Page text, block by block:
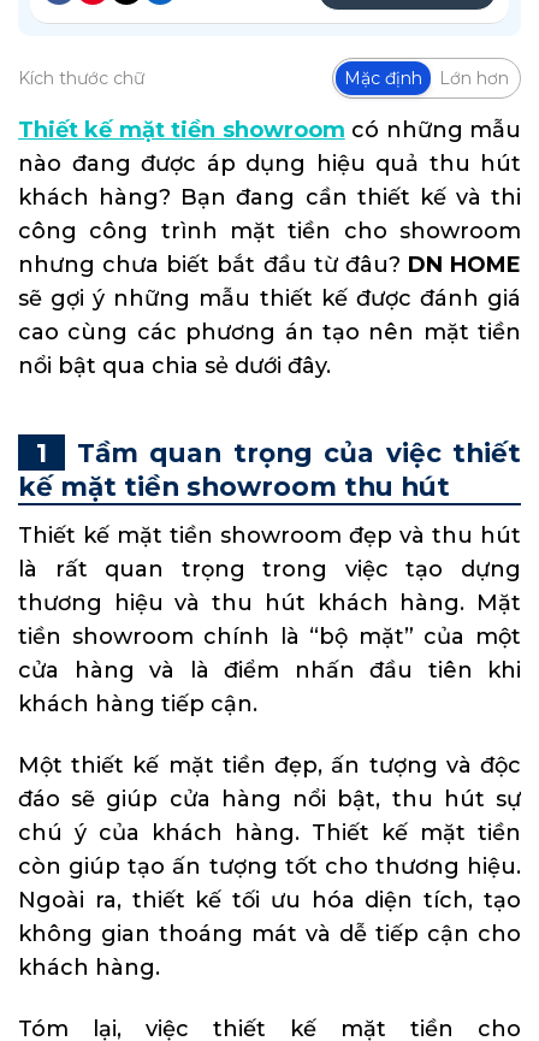
Kích thước chữ Mặc định Lớn hơn
Thiết kế mặt tiền showroom có những mẫu
nào đang được áp dụng hiệu quả thu hút
khách hàng? Bạn đang cần thiết kế và thi
công công trình mặt tiền cho showroom
nhưng chưa biết bắt đầu từ đâu? DN HOME
sẽ gợi ý những mẫu thiết kế được đánh giá
cao cùng các phương án tạo nên mặt tiền
nổi bật qua chia sẻ dưới đây.
Tầm quan trọng của việc thiết
kế mặt tiền showroom thu hút
Thiết kế mặt tiền showroom đẹp và thu hút
là rất quan trọng trong việc tạo dựng
thương hiệu và thu hút khách hàng. Mặt
tiền showroom chính là “bộ mặt” của một
cửa hàng và là điểm nhấn đầu tiên khi
khách hàng tiếp cận.
Một thiết kế mặt tiền đẹp, ấn tượng và độc
đáo sẽ giúp cửa hàng nổi bật, thu hút sự
chú ý của khách hàng. Thiết kế mặt tiền
còn giúp tạo ấn tượng tốt cho thương hiệu.
Ngoài ra, thiết kế tối ưu hóa diện tích, tạo
không gian thoáng mát và dễ tiếp cận cho
khách hàng.
Tóm lại, việc thiết kế mặt tiền cho